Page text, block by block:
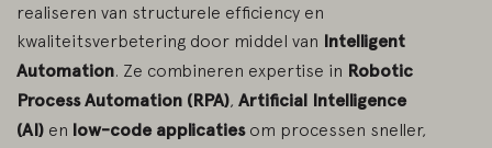
realiseren van structurele efficiency en
kwaliteitsverbetering door middel van Intelligent
Automation. Ze combineren expertise in Robotic
Process Automation (RPA), Artificial Intelligence
(AI) en low-code applicatiesom processen sneller,